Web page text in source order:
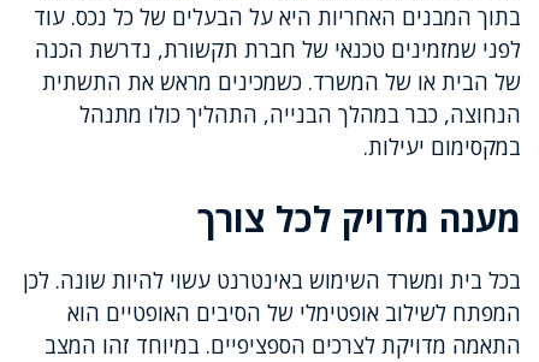
בתוך המבנים האחריות היא על הבעלים של כל נכס. עוד
לפני שמזמינים טכנאי של חברת תקשורת, נדרשת הכנה
של הבית או של המשרד. כשמכינים מראש את התשתית
הנחוצה, כבר במהלך הבנייה, התהליך כולו מתנהל
במקסימום יעילות.
מענה מדויק לכל צורך
בכל בית ומשרד השימוש באינטרנט עשוי להיות שונה. לכן
המפתח לשילוב אופטימלי של הסיבים האופטיים הוא
התאמה מדויקת לצרכים הספציפיים. במיוחד זהו המצב